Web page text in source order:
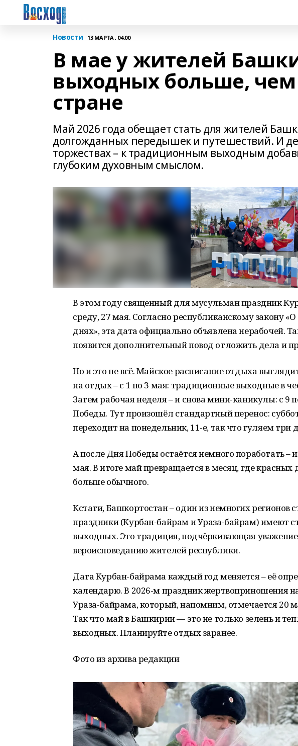
Новости 13 МАРТА , 04:00
В мае у жителей
выходных больше,
стране
Май 2026 года обещает стать для жителей
долгожданных передышек и путешествий. И
торжествах – к традиционным выходным
глубоким духовным смыслом.
В этом году священный для мусульман праздник
среду, 27 мая. Согласно республиканскому закону
днях», эта дата официально объявлена нерабочей.
появится дополнительный повод отложить дела и
Но и это не всё. Майское расписание отдыха
на отдых – с 1 по 3 мая: традиционные выходные в
Затем рабочая неделя – и снова мини-каникулы: с 9
Победы. Тут произошёл стандартный перенос:
переходит на понедельник, 11-е, так что гуляем три
А после Дня Победы остаётся немного поработать –
мая. В итоге май превращается в месяц, где красных
больше обычного.
Кстати, Башкортостан – один из немногих регионов
праздники (Курбан-байрам и Ураза-байрам) имеют
выходных. Это традиция, подчёркивающая уважение
вероисповеданию жителей республики.
Дата Курбан-байрама каждый год меняется – её
календарю. В 2026-м праздник жертвоприношения
Ураза-байрама, который, напомним, отмечается 20
Так что май в Башкирии — это не только зелень и
выходных. Планируйте отдых заранее.
Фото из архива редакции